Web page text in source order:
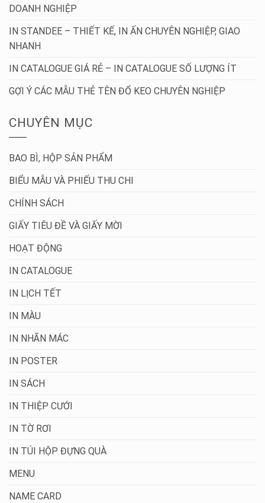
DOANH NGHIỆP
IN STANDEE – THIẾT KẾ, IN ẤN CHUYÊN NGHIỆP, GIAO
NHANH
IN CATALOGUE GIÁ RẺ – IN CATALOGUE SỐ LƯỢNG ÍT
GỢI Ý CÁC MẪU THẺ TÊN ĐỔ KEO CHUYÊN NGHIỆP
CHUYÊN MỤC
BAO BÌ, HỘP SẢN PHẨM
BIỂU MẪU VÀ PHIẾU THU CHI
CHÍNH SÁCH
GIẤY TIÊU ĐỀ VÀ GIẤY MỜI
HOẠT ĐỘNG
IN CATALOGUE
IN LỊCH TẾT
IN MÀU
IN NHÃN MÁC
IN POSTER
IN SÁCH
IN THIỆP CƯỚI
IN TỜ RƠI
IN TÚI HỘP ĐỰNG QUÀ
MENU
NAME CARD